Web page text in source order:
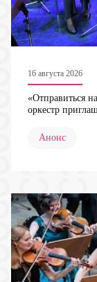
16 августа 2026
«Отправиться
оркестр
Анонс